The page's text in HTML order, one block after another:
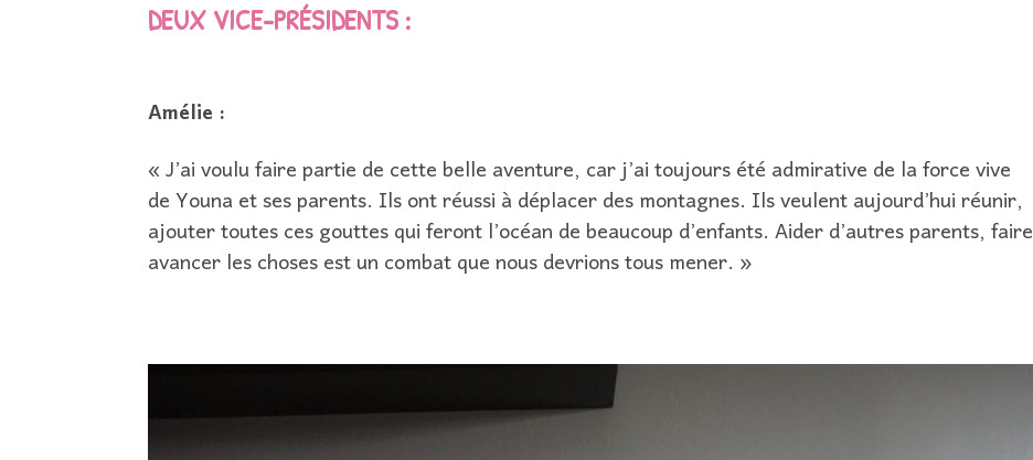
DEUX VICE-PRÉSIDENTS :
Amélie :
« J’ai voulu faire partie de cette belle aventure, car j’ai toujours été admirative de la force vive
de Youna et ses parents. Ils ont réussi à déplacer des montagnes. Ils veulent aujourd’hui réunir,
ajouter toutes ces gouttes qui feront l’océan de beaucoup d’enfants. Aider d’autres parents, faire
avancer les choses est un combat que nous devrions tous mener. »